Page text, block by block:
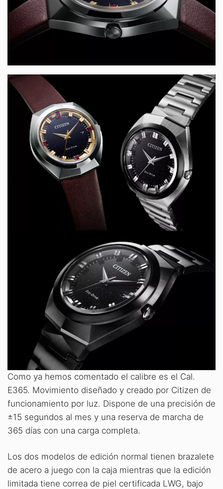
Como ya hemos comentado el calibre es el Cal.
E365. Movimiento diseñado y creado por Citizen de
funcionamiento por luz. Dispone de una precisión de
±15 segundos al mes y una reserva de marcha de
365 días con una carga completa.
Los dos modelos de edición normal tienen brazalete
de acero a juego con la caja mientras que la edición
limitada tiene correa de piel certificada LWG, bajo